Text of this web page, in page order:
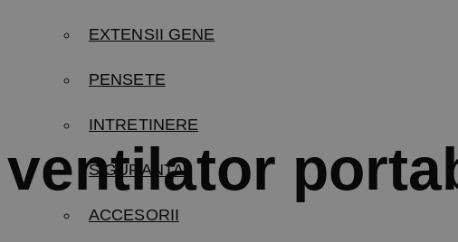
EXTENSII GENE
PENSETE
INTRETINERE
SIGURANTA
ACCESORII
ventilator